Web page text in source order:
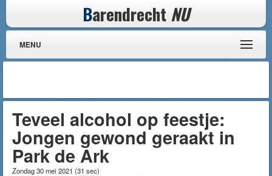
Barendrecht NU
MENU
Teveel alcohol op feestje:
Jongen gewond geraakt in
Park de Ark
Zondag 30 mei 2021 (31 sec)